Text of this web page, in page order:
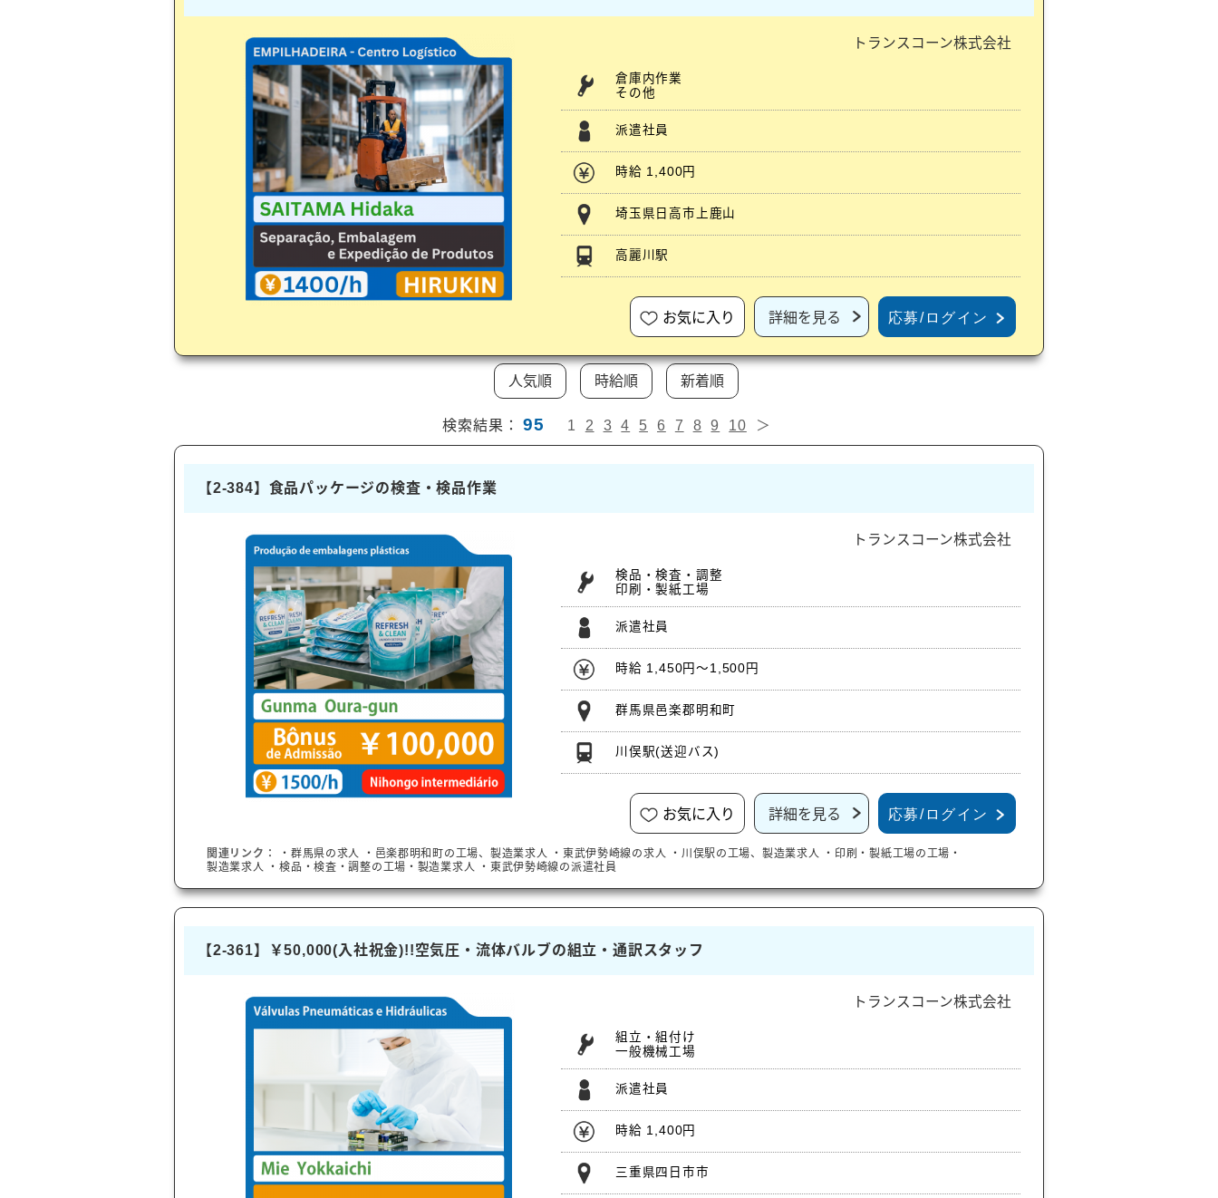
トランスコーン株式会社
倉庫内作業
その他
派遣社員
時給 1,400円
埼玉県日高市上鹿山
高麗川駅
お気に入り 詳細を見る 応募/ログイン
人気順 時給順 新着順
検索結果： 95 1 2 3 4 5 6 7 8 9 10 ＞
【2-384】食品パッケージの検査・検品作業
トランスコーン株式会社
検品・検査・調整
印刷・製紙工場
派遣社員
時給 1,450円～1,500円
群馬県邑楽郡明和町
川俣駅(送迎バス)
お気に入り 詳細を見る 応募/ログイン
関連リンク： ・ 群馬県の求人 ・ 邑楽郡明和町の工場、製造業求人 ・ 東武伊勢崎線 の求人 ・ 川俣駅 の工場、製造業求人
・印刷・製紙工場の工場・
製造業求人
・検品・検査・調整の工場・製造業求人 ・ 東武伊勢崎線 の派遣社員
【2-361】￥50,000(入社祝金)!!空気圧・流体バルブの組立・通訳スタッフ
トランスコーン株式会社
組立・組付け
一般機械工場
派遣社員
時給 1,400円
三重県四日市市